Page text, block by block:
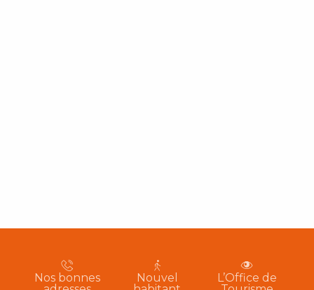
Nos bonnes
Nouvel
L’Office de